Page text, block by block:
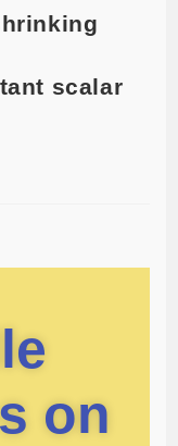
scalar
on